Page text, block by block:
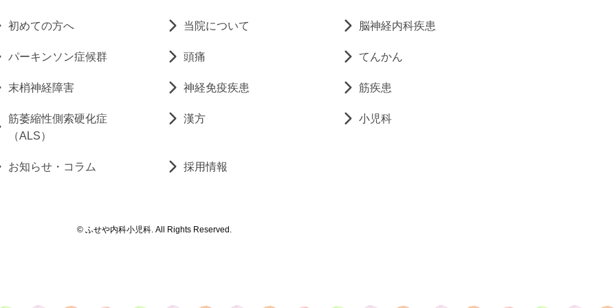
初めての方へ 当院について 脳神経内科疾患
パーキンソン症候群 頭痛 てんかん
末梢神経障害 神経免疫疾患 筋疾患
筋萎縮性側索硬化症
（ALS）
漢方 小児科
お知らせ・コラム 採用情報
© ふせや内科小児科. All Rights Reserved.